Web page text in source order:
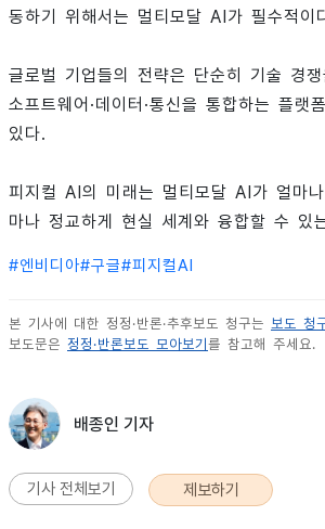
동하기 위해서는 멀티모달 AI가 필수적이
글로벌 기업들의 전략은 단순히 기술 경
소프트웨어·데이터·통신을 통합하는 플랫
있다.
피지컬 AI의 미래는 멀티모달 AI가 얼마
마나 정교하게 현실 세계와 융합할 수 있
#엔비디아#구글#피지컬AI
본 기사에 대한 정정·반론·추후보도 청구는 보도 청
보도문은 정정·반론보도 모아보기 를 참고해 주세요.
배종인 기자
기사 전체보기 제보하기